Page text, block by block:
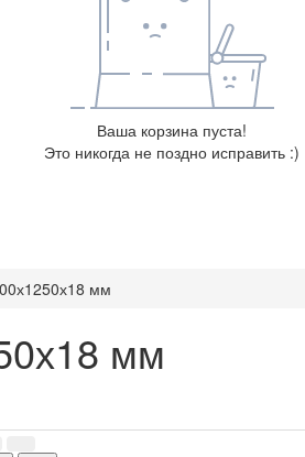
Ваша корзина пуста!
Это никогда не поздно исправить :)
мм
мм